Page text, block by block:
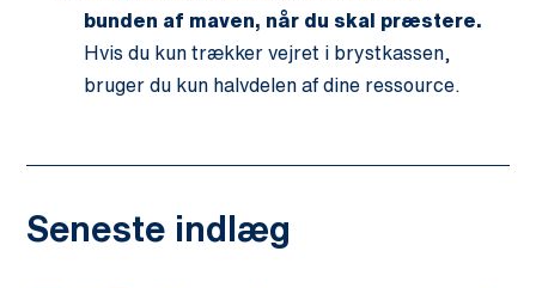
bunden af maven, når du skal præstere.
Hvis du kun trækker vejret i brystkassen,
bruger du kun halvdelen af dine ressource.
Seneste indlæg